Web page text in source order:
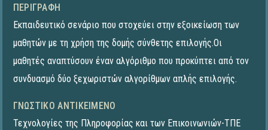
ΠΕΡΙΓΡΑΦΉ
Εκπαιδευτικό σενάριο που στοχεύει στην εξοικείωση των
μαθητών με τη χρήση της δομής σύνθετης επιλογής.Οι
μαθητές αναπτύσουν έναν αλγόριθμο που προκύπτει από τον
συνδυασμό δύο ξεχωριστών αλγορίθμων απλής επιλογής.
ΓΝΩΣΤΙΚΌ ΑΝΤΙΚΕΊΜΕΝΟ
Τεχνολογίες της Πληροφορίας και των Επικοινωνιών-ΤΠΕ